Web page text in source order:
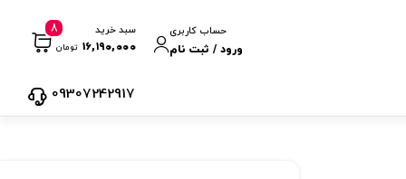
حساب کاربری
ورود / ثبت نام
سبد خرید
۱۶,۱۹۰,۰۰۰ تومان
8
09307242917